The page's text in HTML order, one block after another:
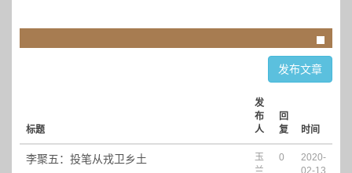
发布文章
标题
发
布
人
回
复
时间
李聚五：投笔从戎卫乡土
玉
兰
0
2020-
02-13